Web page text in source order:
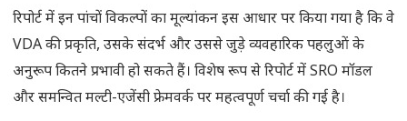
रिपोर्ट में इन पांचों विकल्पों का मूल्यांकन इस आधार पर किया गया है कि वे
VDA की प्रकृति, उसके संदर्भ और उससे जुड़े व्यवहारिक पहलुओं के
अनुरूप कितने प्रभावी हो सकते हैं। विशेष रूप से रिपोर्ट में SRO मॉडल
और समन्वित मल्टी-एजेंसी फ्रेमवर्क पर महत्वपूर्ण चर्चा की गई है।